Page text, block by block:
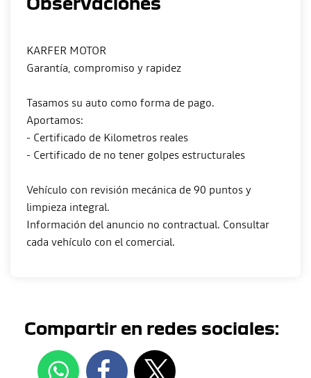
KARFER MOTOR
Garantía, compromiso y rapidez
Tasamos su auto como forma de pago.
Aportamos:
- Certificado de Kilometros reales
- Certificado de no tener golpes estructurales
Vehículo con revisión mecánica de 90 puntos y
limpieza integral.
Información del anuncio no contractual. Consultar
Compartir en redes sociales: